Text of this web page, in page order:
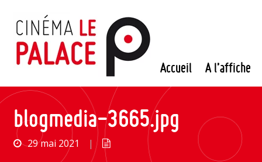
contenu
Accueil A l’affiche
blogmedia-3665.jpg
29 mai 2021 |